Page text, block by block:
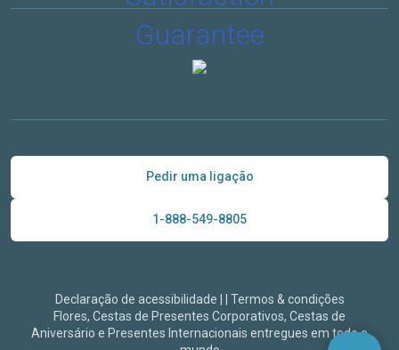
Pedir uma ligação
1-888-549-8805
Declaração de acessibilidade
Termos & condições
Flores, Cestas de Presentes Corporativos, Cestas de
Aniversário e Presentes Internacionais entregues em todo o